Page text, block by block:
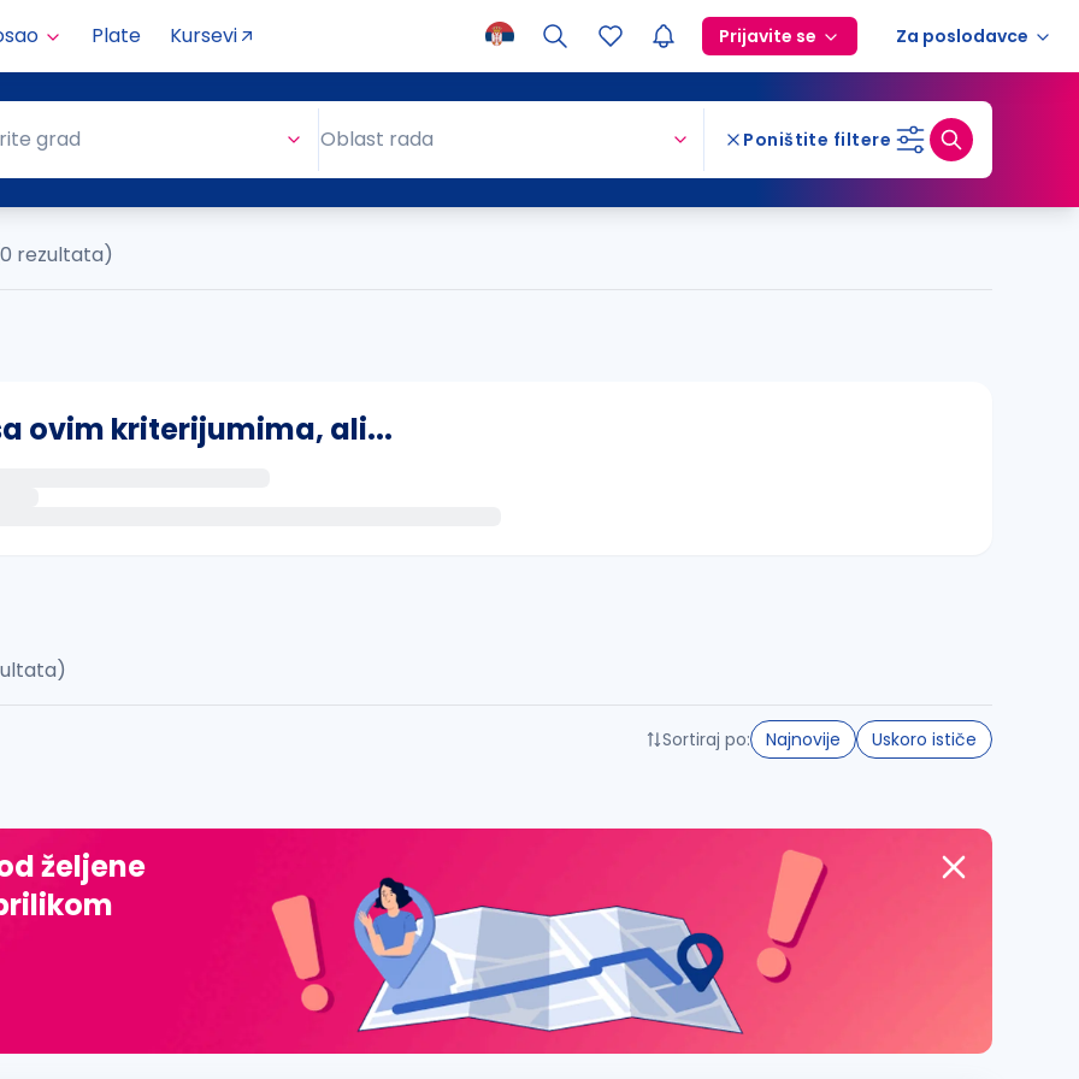
Plate Kursevi Prijavite se Za poslodavce
grad Oblast rada Poništite filtere
rezultata)
ovim kriterijumima, ali...
đ, ž, dž)
Sortiraj po: Najnovije Uskoro ističe
željene